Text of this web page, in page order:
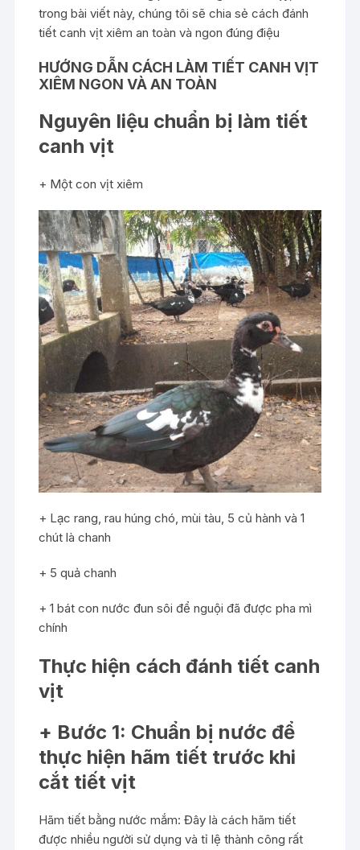
trong bài viết này, chúng tôi sẽ chia sẻ cách đánh
tiết canh vịt xiêm an toàn và ngon đúng điệu
HƯỚNG DẪN CÁCH LÀM TIẾT CANH VỊT
XIÊM NGON VÀ AN TOÀN
Nguyên liệu chuẩn bị làm tiết
canh vịt
+ Một con vịt xiêm
+ Lạc rang, rau húng chó, mùi tàu, 5 củ hành và 1
chút là chanh
+ 5 quả chanh
+ 1 bát con nước đun sôi để nguội đã được pha mì
chính
Thực hiện cách đánh tiết canh
vịt
+ Bước 1: Chuẩn bị nước để
thực hiện hãm tiết trước khi
cắt tiết vịt
Hãm tiết bằng nước mắm: Đây là cách hãm tiết
được nhiều người sử dụng và tỉ lệ thành công rất